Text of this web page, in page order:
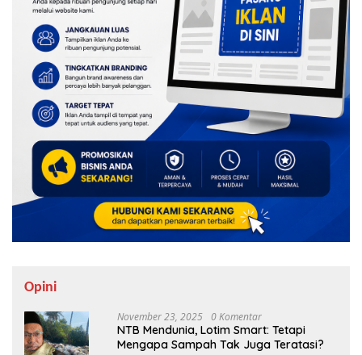
Opini
November 23, 2025 0 Komentar
NTB Mendunia, Lotim Smart: Tetapi
Mengapa Sampah Tak Juga Teratasi?